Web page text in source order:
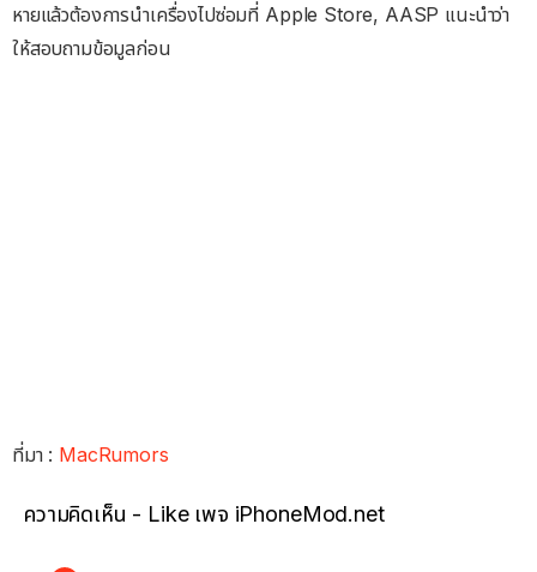
หายแล้วต้องการนำเครื่องไปซ่อมที่ Apple Store, AASP แนะนำว่า
ให้สอบถามข้อมูลก่อน
ที่มา : MacRumors
ความคิดเห็น - Like เพจ iPhoneMod.net